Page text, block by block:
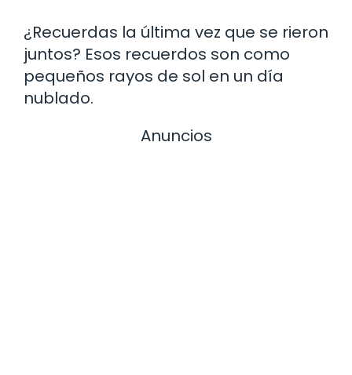
¿Recuerdas la última vez que se rieron
juntos? Esos recuerdos son como
pequeños rayos de sol en un día
nublado.
Anuncios